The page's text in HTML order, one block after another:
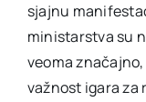
sjajnu
ministarstva su
veoma
važnost igara za